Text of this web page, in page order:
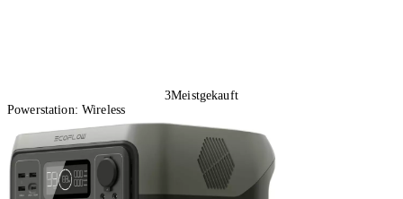
3Meistgekauft
Powerstation: Wireless